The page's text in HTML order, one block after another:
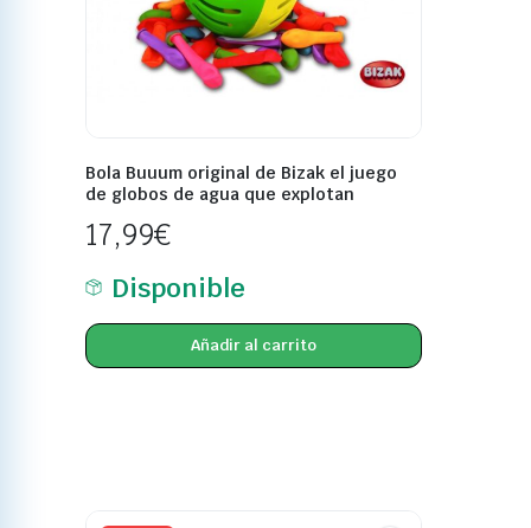
Bola Buuum original de Bizak el juego
de globos de agua que explotan
17,99€
Disponible
Añadir al carrito